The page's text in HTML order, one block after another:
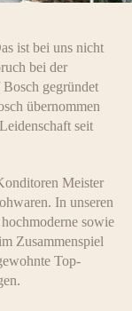
ist bei uns nicht
bei der
gegründet
übernommen
seit
Meister
In unseren
sowie
Zusammenspiel
Top-